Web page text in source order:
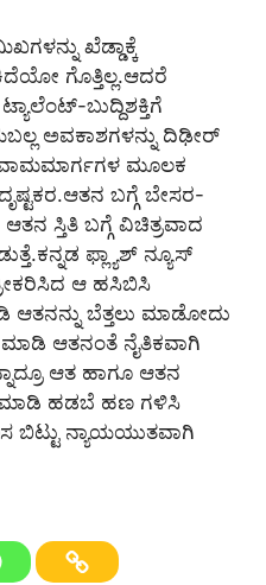
ಖೆಡ್ಡಾಕ್ಕೆ
ಗೊತ್ತಿಲ್ಲ.ಆದರೆ
ಬುದ್ದಿಶಕ್ತಿಗೆ
ಅವಕಾಶಗಳನ್ನು ದಿಢೀರ್
ವಾಮಮಾರ್ಗಗಳ ಮೂಲಕ
ಬಗ್ಗೆ ಬೇಸರ-
ಸ್ತಿತಿ ಬಗ್ಗೆ ವಿಚಿತ್ರವಾದ
ಫ್ಲ್ಯಾಶ್ ನ್ಯೂಸ್
ಆ ಹಸಿಬಿಸಿ
ಆತನನ್ನು ಬೆತ್ತಲು ಮಾಡೋದು
ಮಾಡಿ ಆತನಂತೆ ನೈತಿಕವಾಗಿ
ಆತ ಹಾಗೂ ಆತನ
ಮಾಡಿ ಹಡಬೆ ಹಣ ಗಳಿಸಿ
ಬಿಟ್ಟು ನ್ಯಾಯಯುತವಾಗಿ